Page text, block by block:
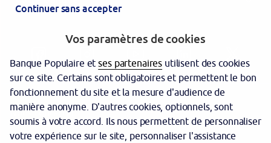
Nous contacter
Politique cookies
Continuer sans accepter
Vos paramètres de cookies
Banque Populaire etses partenaires utilisent des cookies
sur ce site. Certains sont obligatoires et permettent le bon
fonctionnement du site et la mesure d'audience de
manière anonyme. D'autres cookies, optionnels, sont
soumis à votre accord. Ils nous permettent de personnaliser
votre expérience sur le site, personnaliser l'assistance